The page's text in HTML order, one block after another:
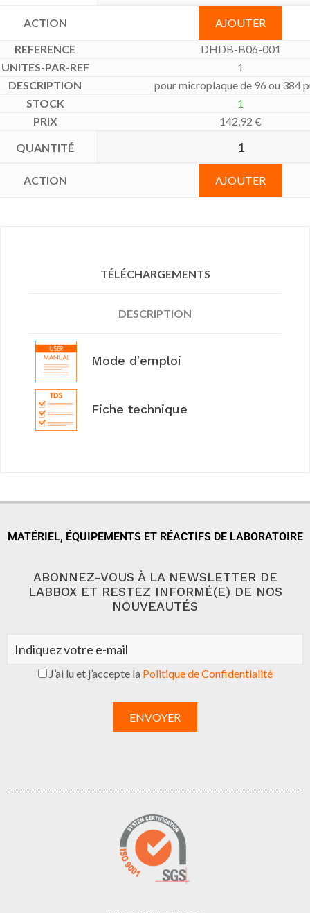
AJOUTER
DHDB-B06-001
1
pour microplaque de 96 ou 384
1
142,92 €
AJOUTER
TÉLÉCHARGEMENTS
DESCRIPTION
Mode d'emploi
Fiche technique
MATÉRIEL, ÉQUIPEMENTS ET RÉACTIFS DE LABORATOIRE
ABONNEZ-VOUS À LA NEWSLETTER DE
LABBOX ET RESTEZ INFORMÉ(E) DE NOS
NOUVEAUTÉS
J’ai lu et j’accepte la Politique de Confidentialité